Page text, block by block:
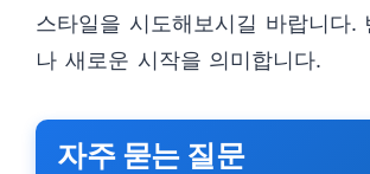
스타일을 시도해보시길 바랍니다.
나 새로운 시작을 의미합니다.
자주 묻는 질문